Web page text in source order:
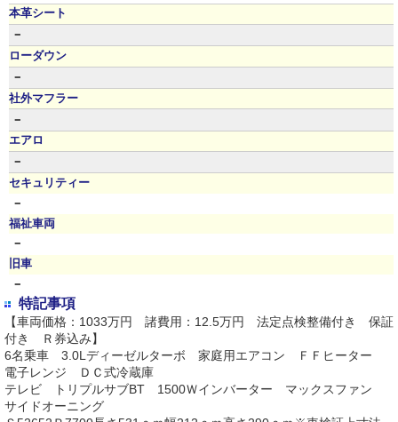
本革シート
－
ローダウン
－
社外マフラー
－
エアロ
－
セキュリティー
－
福祉車両
－
旧車
－
特記事項
【車両価格：1033万円 諸費用：12.5万円 法定点検整備付き 保証
付き Ｒ券込み】
6名乗車 3.0Lディーゼルターボ 家庭用エアコン ＦＦヒーター
電子レンジ ＤＣ式冷蔵庫
テレビ トリプルサブBT 1500Ｗインバーター マックスファン
サイドオーニング